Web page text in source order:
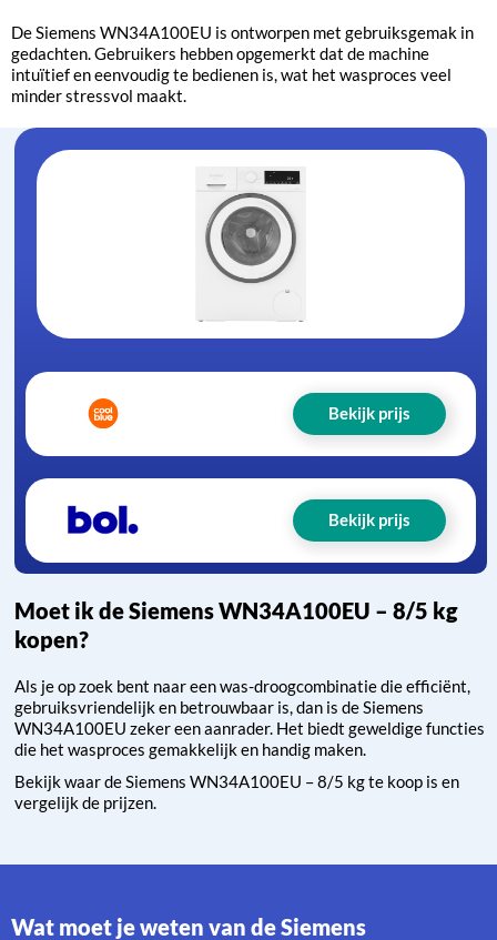
De Siemens WN34A100EU is ontworpen met gebruiksgemak in
gedachten. Gebruikers hebben opgemerkt dat de machine
intuïtief en eenvoudig te bedienen is, wat het wasproces veel
minder stressvol maakt.
Moet ik de Siemens WN34A100EU – 8/5 kg
kopen?
Als je op zoek bent naar een was-droogcombinatie die efficiënt,
gebruiksvriendelijk en betrouwbaar is, dan is de Siemens
WN34A100EU zeker een aanrader. Het biedt geweldige functies
die het wasproces gemakkelijk en handig maken.
Bekijk waar de Siemens WN34A100EU – 8/5 kg te koop is en
vergelijk de prijzen.
Bekijk prijs
Bekijk prijs
Wat moet je weten van de Siemens